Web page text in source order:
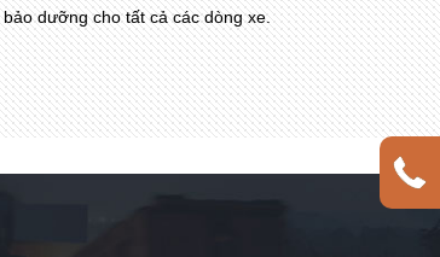
dưỡng cho tất cả các dòng xe.